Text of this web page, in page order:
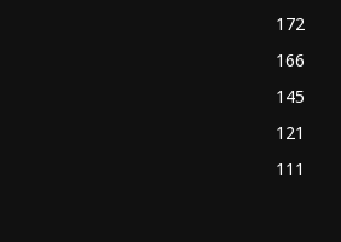
172
166
145
121
111